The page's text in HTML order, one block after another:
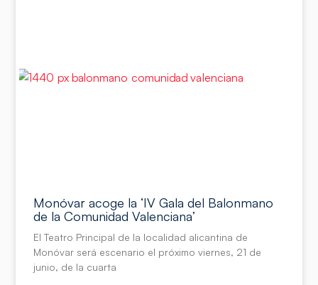
Monóvar acoge la ‘IV Gala del Balonmano
de la Comunidad Valenciana’
El Teatro Principal de la localidad alicantina de
Monóvar será escenario el próximo viernes, 21 de
junio, de la cuarta